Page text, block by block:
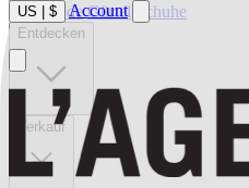
US $ Account
Bademode Gürtel Schuhe
Entdecken
Verkauf